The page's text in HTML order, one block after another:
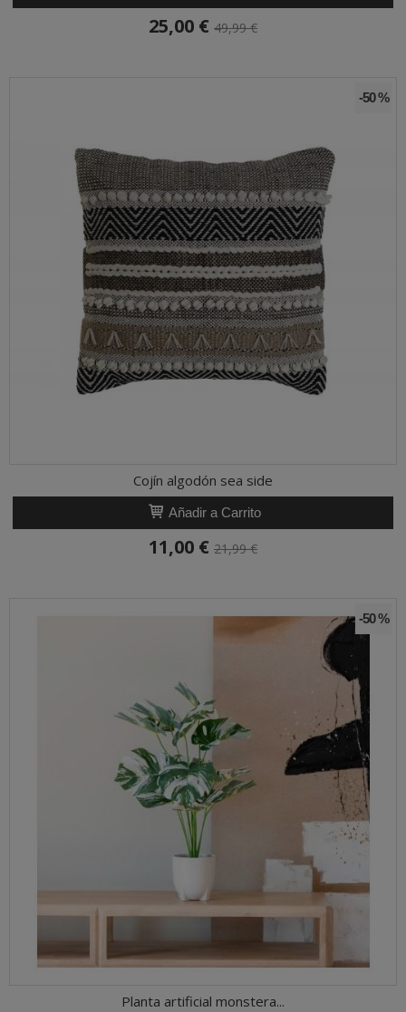
25,00 € 49,99 €
-50 %
Cojín algodón sea side
Añadir a Carrito
11,00 € 21,99 €
-50 %
Planta artificial monstera...